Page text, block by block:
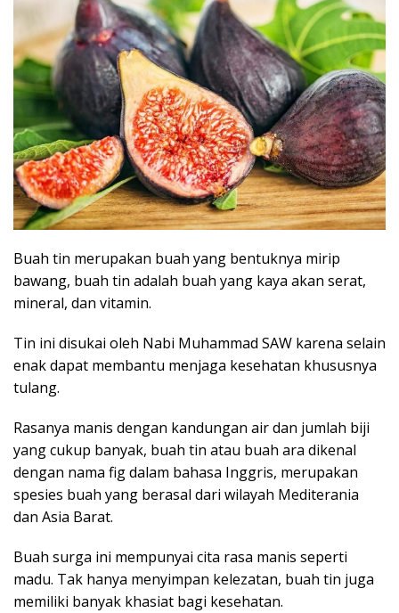
Buah tin merupakan buah yang bentuknya mirip
bawang, buah tin adalah buah yang kaya akan serat,
mineral, dan vitamin.
Tin ini disukai oleh Nabi Muhammad SAW karena selain
enak dapat membantu menjaga kesehatan khususnya
tulang.
Rasanya manis dengan kandungan air dan jumlah biji
yang cukup banyak, buah tin atau buah ara dikenal
dengan nama fig dalam bahasa Inggris, merupakan
spesies buah yang berasal dari wilayah Mediterania
dan Asia Barat.
Buah surga ini mempunyai cita rasa manis seperti
madu. Tak hanya menyimpan kelezatan, buah tin juga
memiliki banyak khasiat bagi kesehatan.